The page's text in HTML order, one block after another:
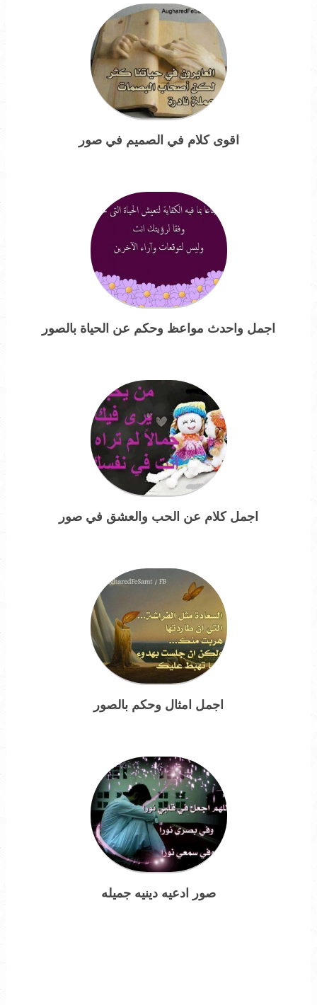
اقوى كلام في الصميم في صور
اجمل واحدث مواعظ وحكم عن الحياة بالصور
اجمل كلام عن الحب والعشق في صور
اجمل امثال وحكم بالصور
صور ادعيه دينيه جميله